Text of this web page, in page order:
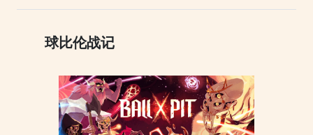
球比伦战记